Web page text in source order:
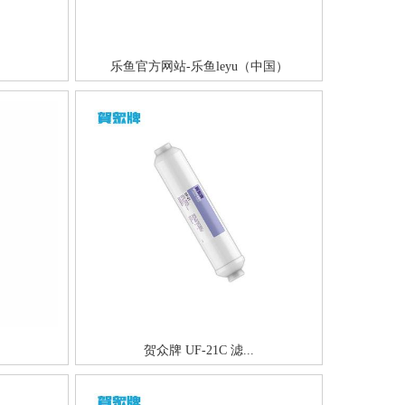
乐鱼官方网站-乐鱼leyu（中国）
贺众牌 UF-21C 滤...